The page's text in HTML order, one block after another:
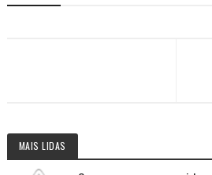
MAIS LIDAS